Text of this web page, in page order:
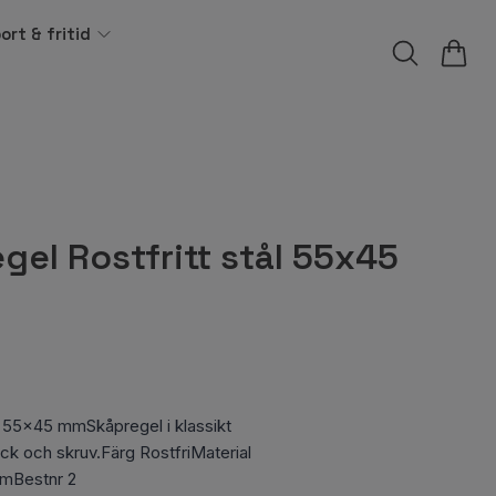
& fritid
Rostfritt stål 55x45
mmSkåpregel i klassikt
och skruv.Färg RostfriMaterial
2